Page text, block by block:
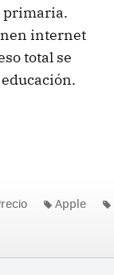
primaria.
internet
total se
Apple